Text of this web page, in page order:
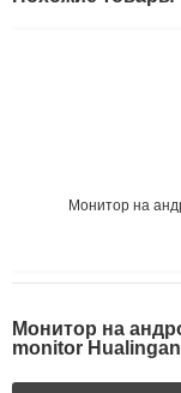
Монитор на
Монитор на
monitor